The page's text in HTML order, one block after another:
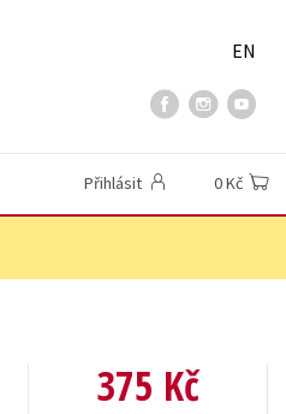
EN
Přihlásit 0 Kč
375 Kč